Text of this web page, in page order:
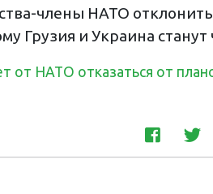
члены НАТО
Грузия и Украина
от НАТО отказаться от